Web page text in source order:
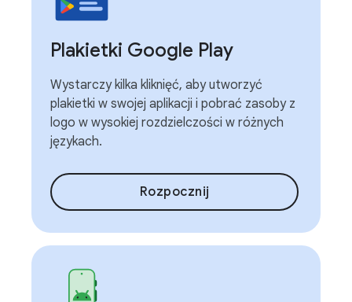
Plakietki Google Play
Wystarczy kilka kliknięć, aby utworzyć
plakietki w swojej aplikacji i pobrać zasoby z
logo w wysokiej rozdzielczości w różnych
językach.
Rozpocznij